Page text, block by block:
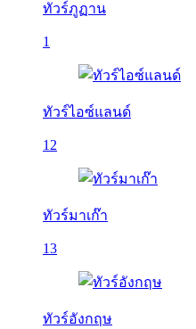
ทัวร์ภูฏาน
1
ทัวร์ไอซ์แลนด์
12
ทัวร์มาเก๊า
13
ทัวร์อังกฤษ